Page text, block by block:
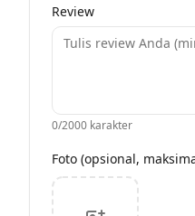
Review
0/2000 karakter
Foto (opsional,